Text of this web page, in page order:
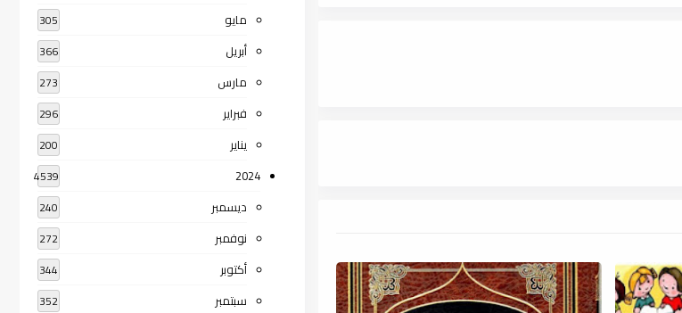
مايو 305
أبريل 366
مارس 273
فبراير 296
يناير 200
2024
4539
ديسمبر 240
نوفمبر 272
أكتوبر 344
سبتمبر 352